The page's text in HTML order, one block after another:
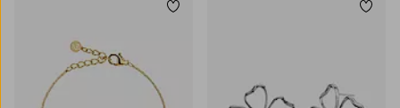
Legg til favoritter